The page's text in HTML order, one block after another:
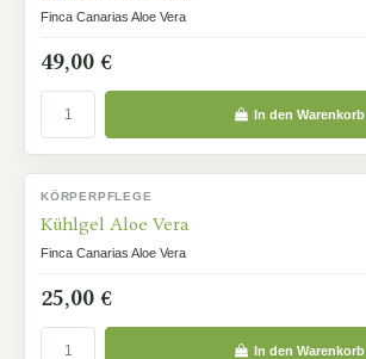
Finca Canarias Aloe Vera
49,00 €
In den Warenkorb
KÖRPERPFLEGE
Kühlgel Aloe Vera
Finca Canarias Aloe Vera
25,00 €
In den Warenkorb